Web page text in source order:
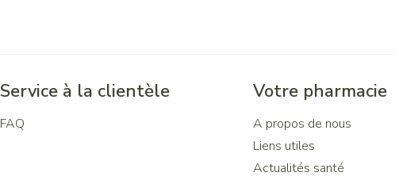
Service à la clientèle
FAQ
Votre pharmacie
A propos de nous
Liens utiles
Actualités santé